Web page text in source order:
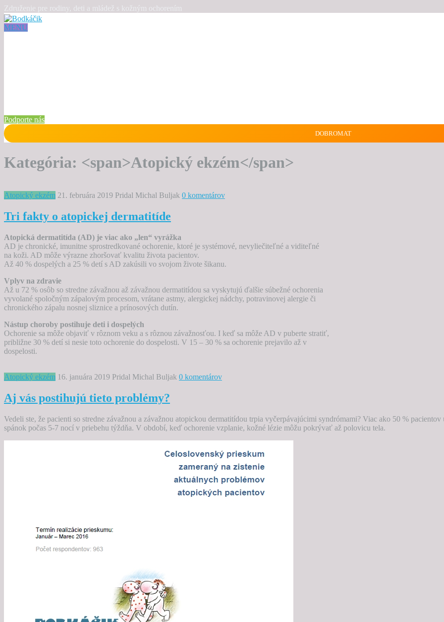
Združenie pre rodiny, deti a mládež s kožným ochorením
MENU
Podporte nás
DOBROMAT
Kategória: <span>Atopický ekzém</span>
Atopický ekzém 21. februára 2019 Pridal Michal Buljak 0 komentárov
Tri fakty o atopickej dermatitíde
Atopická dermatitída (AD) je viac ako „len“ vyrážka
AD je chronické, imunitne sprostredkované ochorenie, ktoré je systémové, nevyliečiteľné a viditeľné
na koži. AD môže výrazne zhoršovať kvalitu života pacientov.
Až 40 % dospelých a 25 % detí s AD zakúsili vo svojom živote šikanu.
Vplyv na zdravie
Až u 72 % osôb so stredne závažnou až závažnou dermatitídou sa vyskytujú ďalšie súbežné ochorenia
vyvolané spoločným zápalovým procesom, vrátane astmy, alergickej nádchy, potravinovej alergie či
chronického zápalu nosnej sliznice a prínosových dutín.
Nástup choroby postihuje deti i dospelých
Ochorenie sa môže objaviť v rôznom veku a s rôznou závažnosťou. I keď sa môže AD v puberte stratiť,
približne 30 % detí si nesie toto ochorenie do dospelosti. V 15 – 30 % sa ochorenie prejavilo až v
dospelosti.
Atopický ekzém 16. januára 2019 Pridal Michal Buljak 0 komentárov
Aj vás postihujú tieto problémy?
Vedeli ste, že pacienti so stredne závažnou a závažnou atopickou dermatitídou trpia vyčerpávajúcimi syndrómami? Viac ako 50 %
spánok počas 5-7 nocí v priebehu týždňa. V období, keď ochorenie vzplanie, kožné lézie môžu pokrývať až polovicu tela.